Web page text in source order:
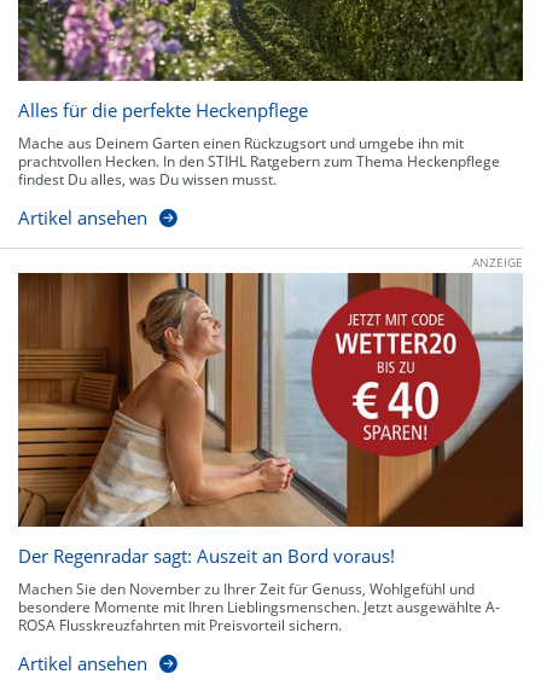
Alles für die perfekte Heckenpflege
Mache aus Deinem Garten einen Rückzugsort und umgebe ihn mit
prachtvollen Hecken. In den STIHL Ratgebern zum Thema Heckenpflege
findest Du alles, was Du wissen musst.
Artikel ansehen
ANZEIGE
Der Regenradar sagt: Auszeit an Bord voraus!
Machen Sie den November zu Ihrer Zeit für Genuss, Wohlgefühl und
besondere Momente mit Ihren Lieblingsmenschen. Jetzt ausgewählte A-
ROSA Flusskreuzfahrten mit Preisvorteil sichern.
Artikel ansehen